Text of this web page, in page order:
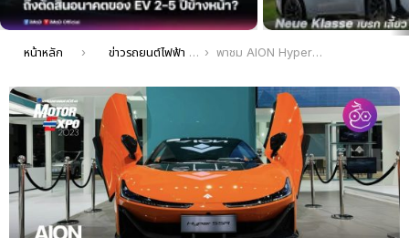
คุณอยู่ที่นี่:
หน้าหลัก ข่าวรถยนต์ไฟฟ้า EV ล่าสุด พาชม AION Hyper SSR สปอร์ตคูเป้ 2 ประตูปีกนก สปอร์ตไฟฟ้า 100% วิ่งไกล 506 กม. ในงาน Motor Expo 2023 ครั้งที่ 40